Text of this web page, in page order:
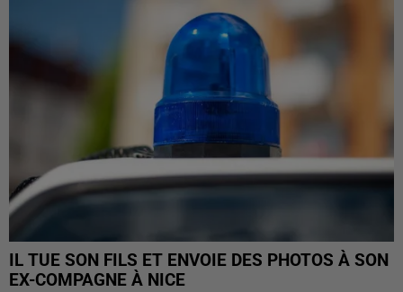
IL TUE SON FILS ET ENVOIE DES PHOTOS À SON
EX-COMPAGNE À NICE